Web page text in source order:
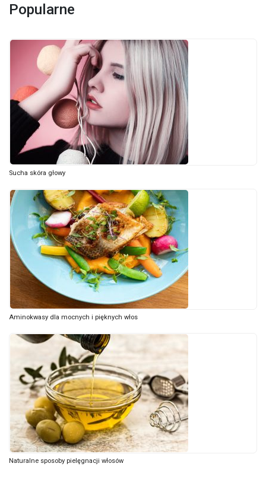
Popularne
Sucha skóra głowy
Aminokwasy dla mocnych i pięknych włos
Naturalne sposoby pielęgnacji włosów